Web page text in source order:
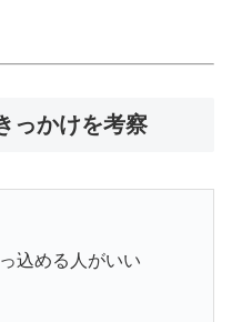
っかけを考察
込める人がいい